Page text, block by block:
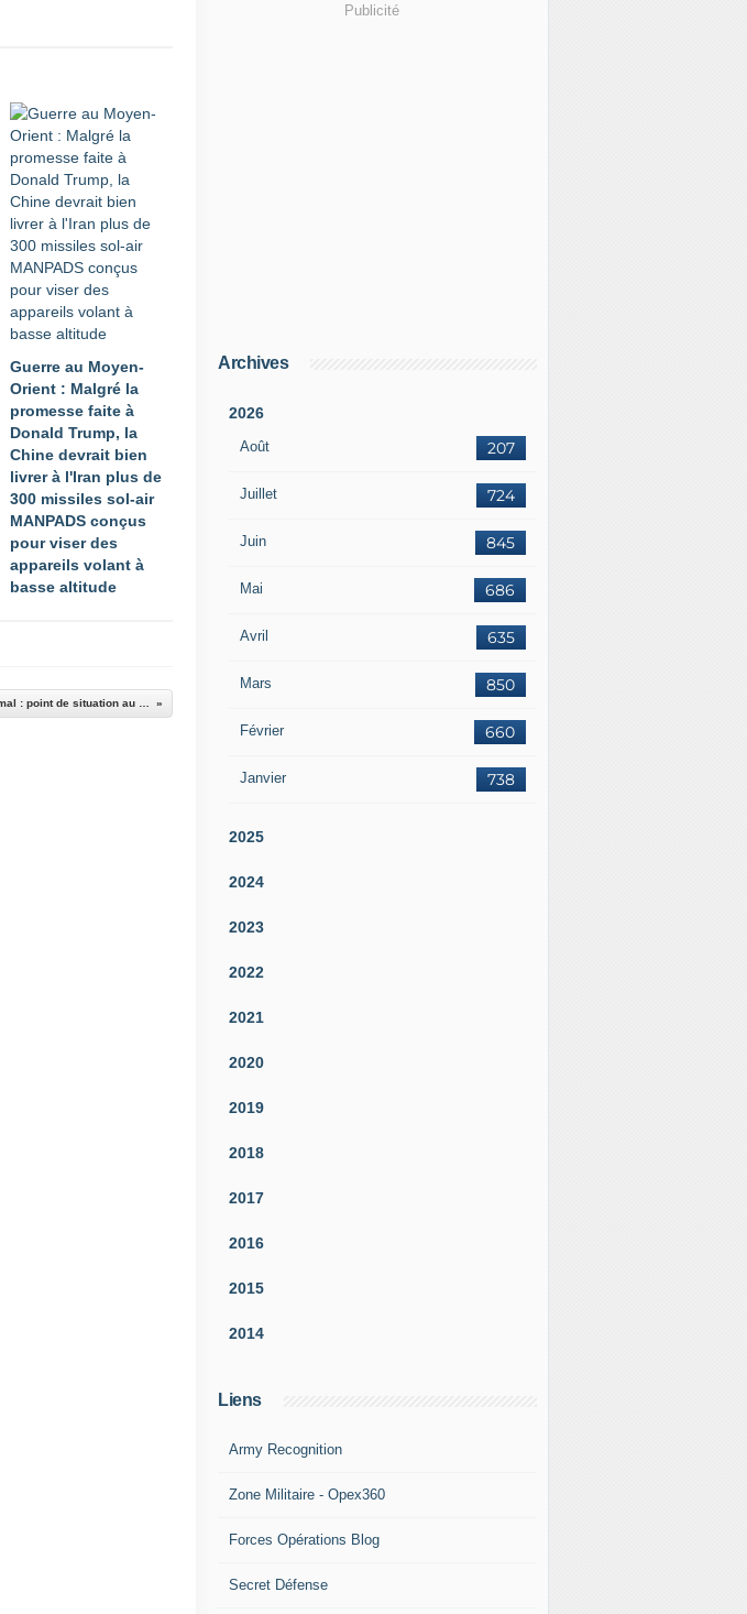
Guerre au Moyen-
Orient : Malgré la
promesse faite à
Donald Trump, la
Chine devrait bien
livrer à l'Iran plus de
300 missiles sol-air
MANPADS conçus
pour viser des
appareils volant à
basse altitude
Publicité
Archives
2026
Août 207
Juillet 724
Juin 845
Mai 686
Avril 635
Mars 850
Février 660
Janvier 738
2025
2024
2023
2022
2021
2020
2019
2018
2017
2016
2015
2014
Liens
Army Recognition
Zone Militaire - Opex360
Forces Opérations Blog
Secret Défense